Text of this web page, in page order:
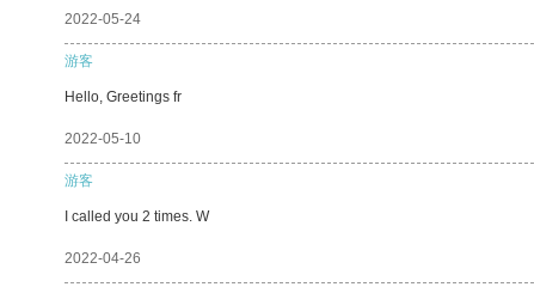
2022-05-24
游客
Hello, Greetings fr
2022-05-10
游客
I called you 2 times. W
2022-04-26